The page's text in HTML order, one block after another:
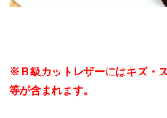
※Ｂ級カットレザーにはキズ・
等が含まれます。